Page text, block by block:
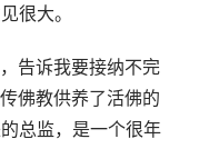
很大。
告诉我要接纳不完
佛教供养了活佛的
总监，是一个很年